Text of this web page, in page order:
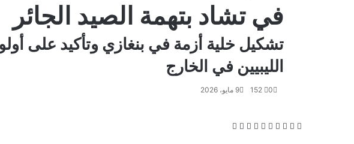
في تشاد بتهمة الصيد الجائر
تشكيل خلية أزمة في بنغازي وتأكيد على
الليبيين في الخارج
9 مايو، 2026 0
فيسبوك
‫X لينكدإنبينتيريستOdnoklassniki
‫Pocket